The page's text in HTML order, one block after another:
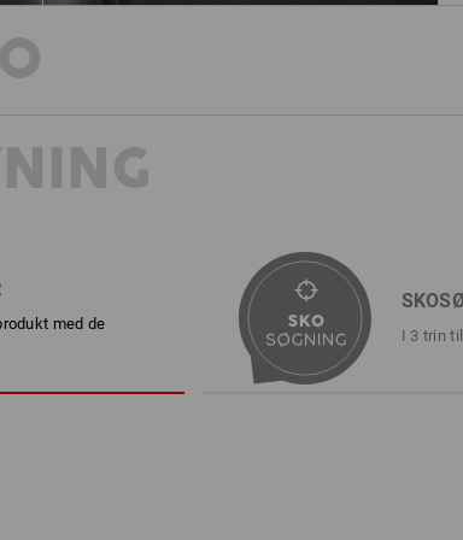
Hvor meget vægt kan vi fjerne og
innovativ tåbeskyttelse forstærket
– og føles også godt. e.s. Rom low
også smarteste worker-sneakers.
kombinationsmuligheder. S2-
opgaver, hvor der skal gås meget,
kæmpe forskel for fødderne.
med de
I 3 trin